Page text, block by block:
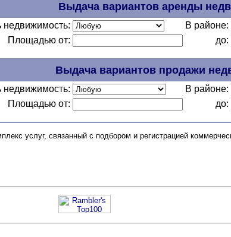
Выдача вариантов аренды
недвижимость:
В районе:
Площадью от:
до:
Выдача вариантов продажи
недвижимость:
В районе:
Площадью от:
до:
услуг, связанный с подбором и регистрацией